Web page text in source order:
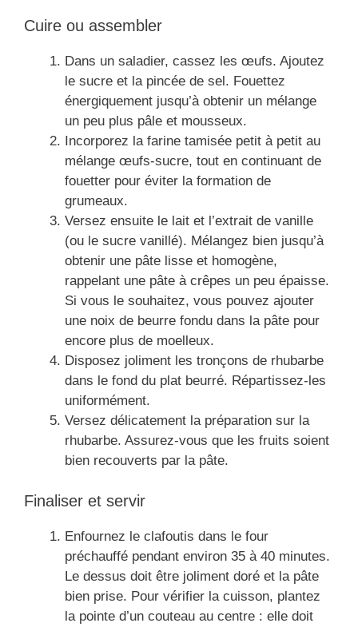
Cuire ou assembler
Dans un saladier, cassez les œufs. Ajoutez
le sucre et la pincée de sel. Fouettez
énergiquement jusqu’à obtenir un mélange
un peu plus pâle et mousseux.
Incorporez la farine tamisée petit à petit au
mélange œufs-sucre, tout en continuant de
fouetter pour éviter la formation de
grumeaux.
Versez ensuite le lait et l’extrait de vanille
(ou le sucre vanillé). Mélangez bien jusqu’à
obtenir une pâte lisse et homogène,
rappelant une pâte à crêpes un peu épaisse.
Si vous le souhaitez, vous pouvez ajouter
une noix de beurre fondu dans la pâte pour
encore plus de moelleux.
Disposez joliment les tronçons de rhubarbe
dans le fond du plat beurré. Répartissez-les
uniformément.
Versez délicatement la préparation sur la
rhubarbe. Assurez-vous que les fruits soient
bien recouverts par la pâte.
Finaliser et servir
Enfournez le clafoutis dans le four
préchauffé pendant environ 35 à 40 minutes.
Le dessus doit être joliment doré et la pâte
bien prise. Pour vérifier la cuisson, plantez
la pointe d’un couteau au centre : elle doit